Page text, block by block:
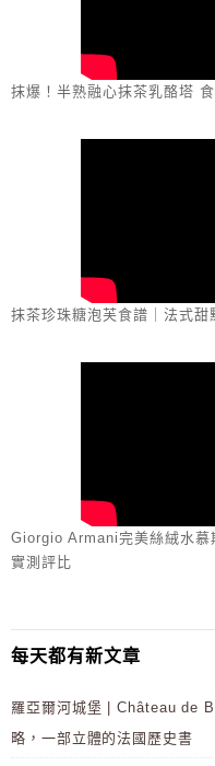
抹爆！半熟融心抹茶乳酪塔
抹茶珍珠糖泡芙食譜｜法式甜
Giorgio Armani完美絲絨水慕
實測評比
每天都有新文章
羅亞爾河城堡 | Château de
略，一部立體的法國歷史書